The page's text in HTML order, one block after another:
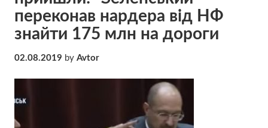
переконав нардера від НФ
знайти 175 млн на дороги
02.08.2019 by Avtor